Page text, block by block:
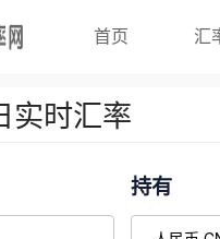
首页 汇
实时汇率
持有